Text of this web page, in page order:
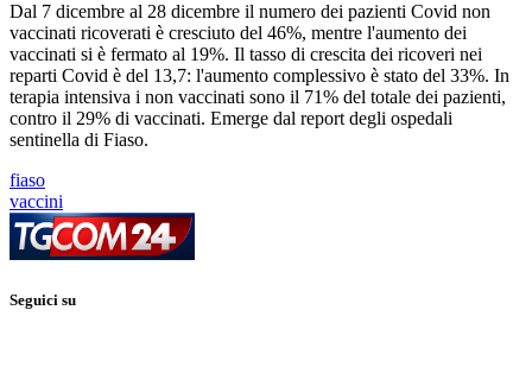
Dal 7 dicembre al 28 dicembre il numero dei pazienti Covid non
vaccinati ricoverati è cresciuto del 46%, mentre l'aumento dei
vaccinati si è fermato al 19%. Il tasso di crescita dei ricoveri nei
reparti Covid è del 13,7: l'aumento complessivo è stato del 33%. In
terapia intensiva i non vaccinati sono il 71% del totale dei pazienti,
contro il 29% di vaccinati. Emerge dal report degli ospedali
sentinella di Fiaso.
fiaso
vaccini
Seguici su